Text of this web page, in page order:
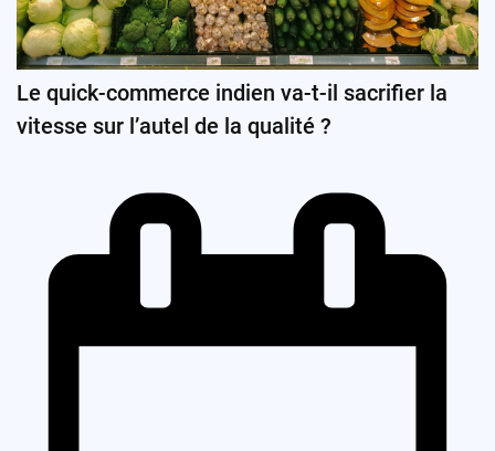
Le quick-commerce indien va-t-il sacrifier la
vitesse sur l’autel de la qualité ?